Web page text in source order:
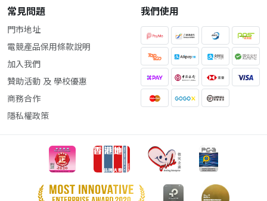
常見問題
門市地址
電競產品保用條款說明
加入我們
贊助活動 及 學校優惠
商務合作
隱私權政策
我們使用